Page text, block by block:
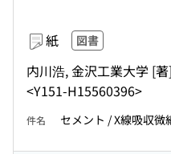
紙 図書
内川浩, 金沢工業大学 [著]
<Y151-H15560396>
件名 セメント / X線吸収